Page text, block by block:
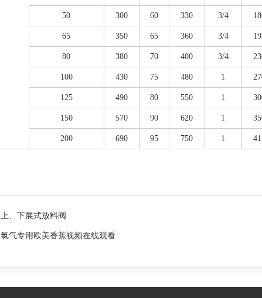
50 300 60 330 3/4
65 350 65 360 3/4
80 380 70 400 3/4
100 430 75 480 1
125 490 80 550 1
150 570 90 620 1
200 690 95 750 1
上、下展式放料阀
氯气专用欧美香蕉视频在线观看